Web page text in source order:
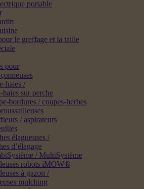
portable
le greffage et la taille
pour
haies /
haies sur perche
bordures / coupes-herbes
/ aspirateurs
élagueuses /
d’élagage
/ MultiSystème
robots iMOW®
à gazon /
mulching